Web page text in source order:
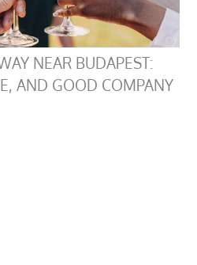
NEAR BUDAPEST:
AND GOOD COMPANY